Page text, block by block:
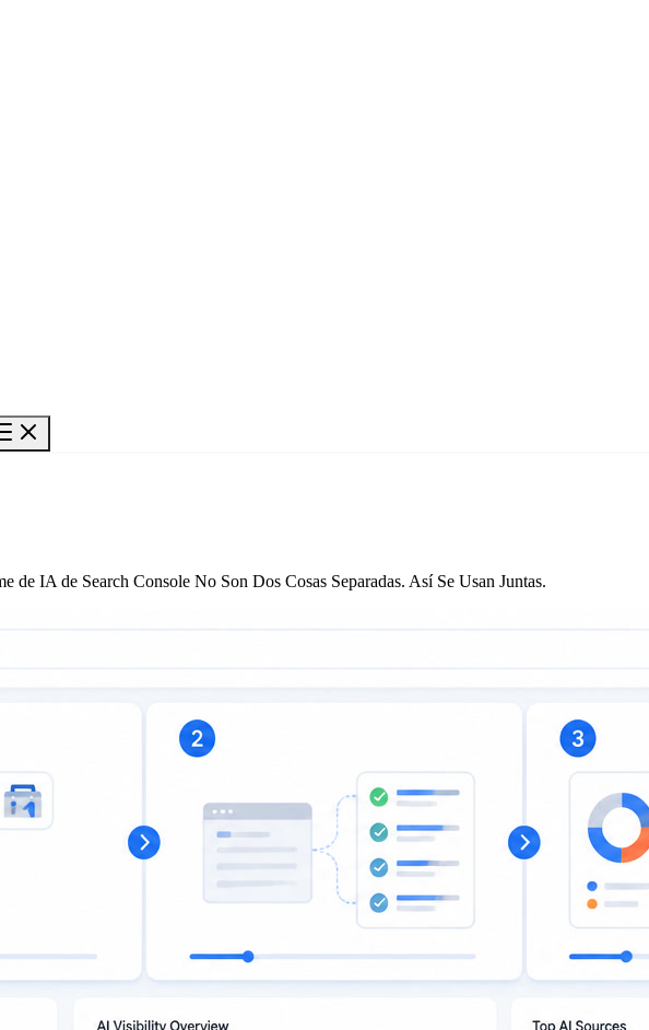
de IA de Search Console No Son Dos Cosas Separadas. Así Se Usan Juntas.